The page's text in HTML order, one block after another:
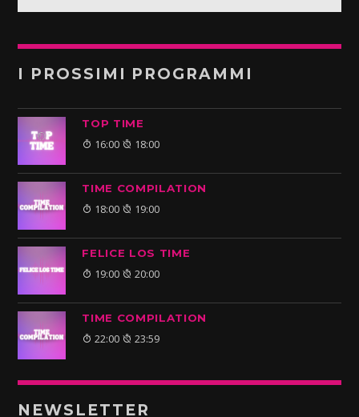
I PROSSIMI PROGRAMMI
TOP TIME
16:00 18:00
TIME COMPILATION
18:00 19:00
FELICE LOS TIME
19:00 20:00
TIME COMPILATION
22:00 23:59
NEWSLETTER